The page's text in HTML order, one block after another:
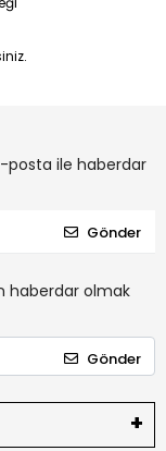
posta ile haberdar
Gönder
haberdar olmak
Gönder